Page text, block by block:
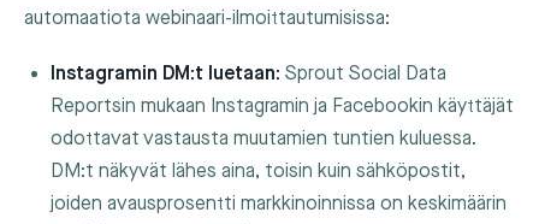
automaatiota webinaari-ilmoittautumisissa:
Instagramin DM:t luetaan: Sprout Social Data
Reportsin mukaan Instagramin ja Facebookin käyttäjät
odottavat vastausta muutamien tuntien kuluessa.
DM:t näkyvät lähes aina, toisin kuin sähköpostit,
joiden avausprosentti markkinoinnissa on keskimäärin